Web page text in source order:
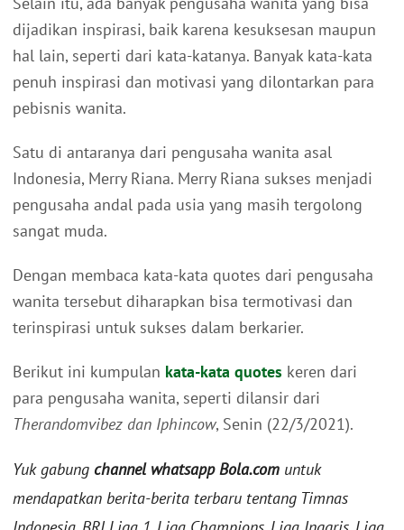
dijadikan inspirasi, baik karena kesuksesan maupun
hal lain, seperti dari kata-katanya. Banyak kata-kata
penuh inspirasi dan motivasi yang dilontarkan para
pebisnis wanita.
Satu di antaranya dari pengusaha wanita asal
Indonesia, Merry Riana. Merry Riana sukses menjadi
pengusaha andal pada usia yang masih tergolong
sangat muda.
Dengan membaca kata-kata quotes dari pengusaha
wanita tersebut diharapkan bisa termotivasi dan
terinspirasi untuk sukses dalam berkarier.
Berikut ini kumpulan kata-kata quotes keren dari
para pengusaha wanita, seperti dilansir dari
Therandomvibez dan Iphincow, Senin (22/3/2021).
Yuk gabung channel whatsapp Bola.com untuk
mendapatkan berita-berita terbaru tentang Timnas